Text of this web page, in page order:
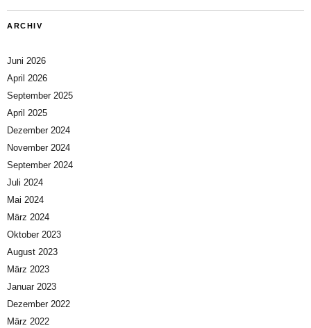
ARCHIV
Juni 2026
April 2026
September 2025
April 2025
Dezember 2024
November 2024
September 2024
Juli 2024
Mai 2024
März 2024
Oktober 2023
August 2023
März 2023
Januar 2023
Dezember 2022
März 2022